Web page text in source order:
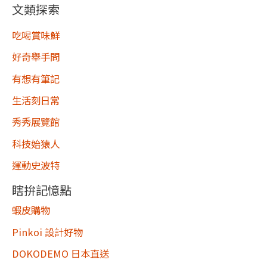
文類探索
吃喝賞味鮮
好奇舉手問
有想有筆記
生活刻日常
秀秀展覽館
科技始猿人
運動史波特
瞎拚記憶點
蝦皮購物
Pinkoi 設計好物
DOKODEMO 日本直送